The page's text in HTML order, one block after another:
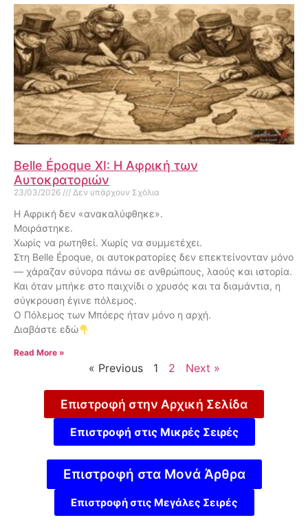
Belle Époque XI: Η Αφρική των
Αυτοκρατοριών
23/03/2026 Δεν υπάρχουν Σχόλια
Η Αφρική δεν «ανακαλύφθηκε».
Μοιράστηκε.
Χωρίς να ρωτηθεί. Χωρίς να συμμετέχει.
Στη Belle Époque, οι αυτοκρατορίες δεν επεκτείνονταν μόνο
— χάραζαν σύνορα πάνω σε ανθρώπους, λαούς και ιστορία.
Και όταν μπήκε στο παιχνίδι ο χρυσός και τα διαμάντια, η
σύγκρουση έγινε πόλεμος.
Ο Πόλεμος των Μπόερς ήταν μόνο η αρχή.
Διαβάστε εδώ
Read More »
« Previous 1 2 Next »
Επιστροφή στην Αρχική Σελίδα
Επιστροφή στις Μικρές Σειρές
Επιστροφή στα Μονά Άρθρα
Επιστροφή στις Μεγάλες Σειρές